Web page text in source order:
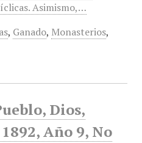
Asimismo,…
, Ganado, Monasterios,
Dios,
Año 9, No